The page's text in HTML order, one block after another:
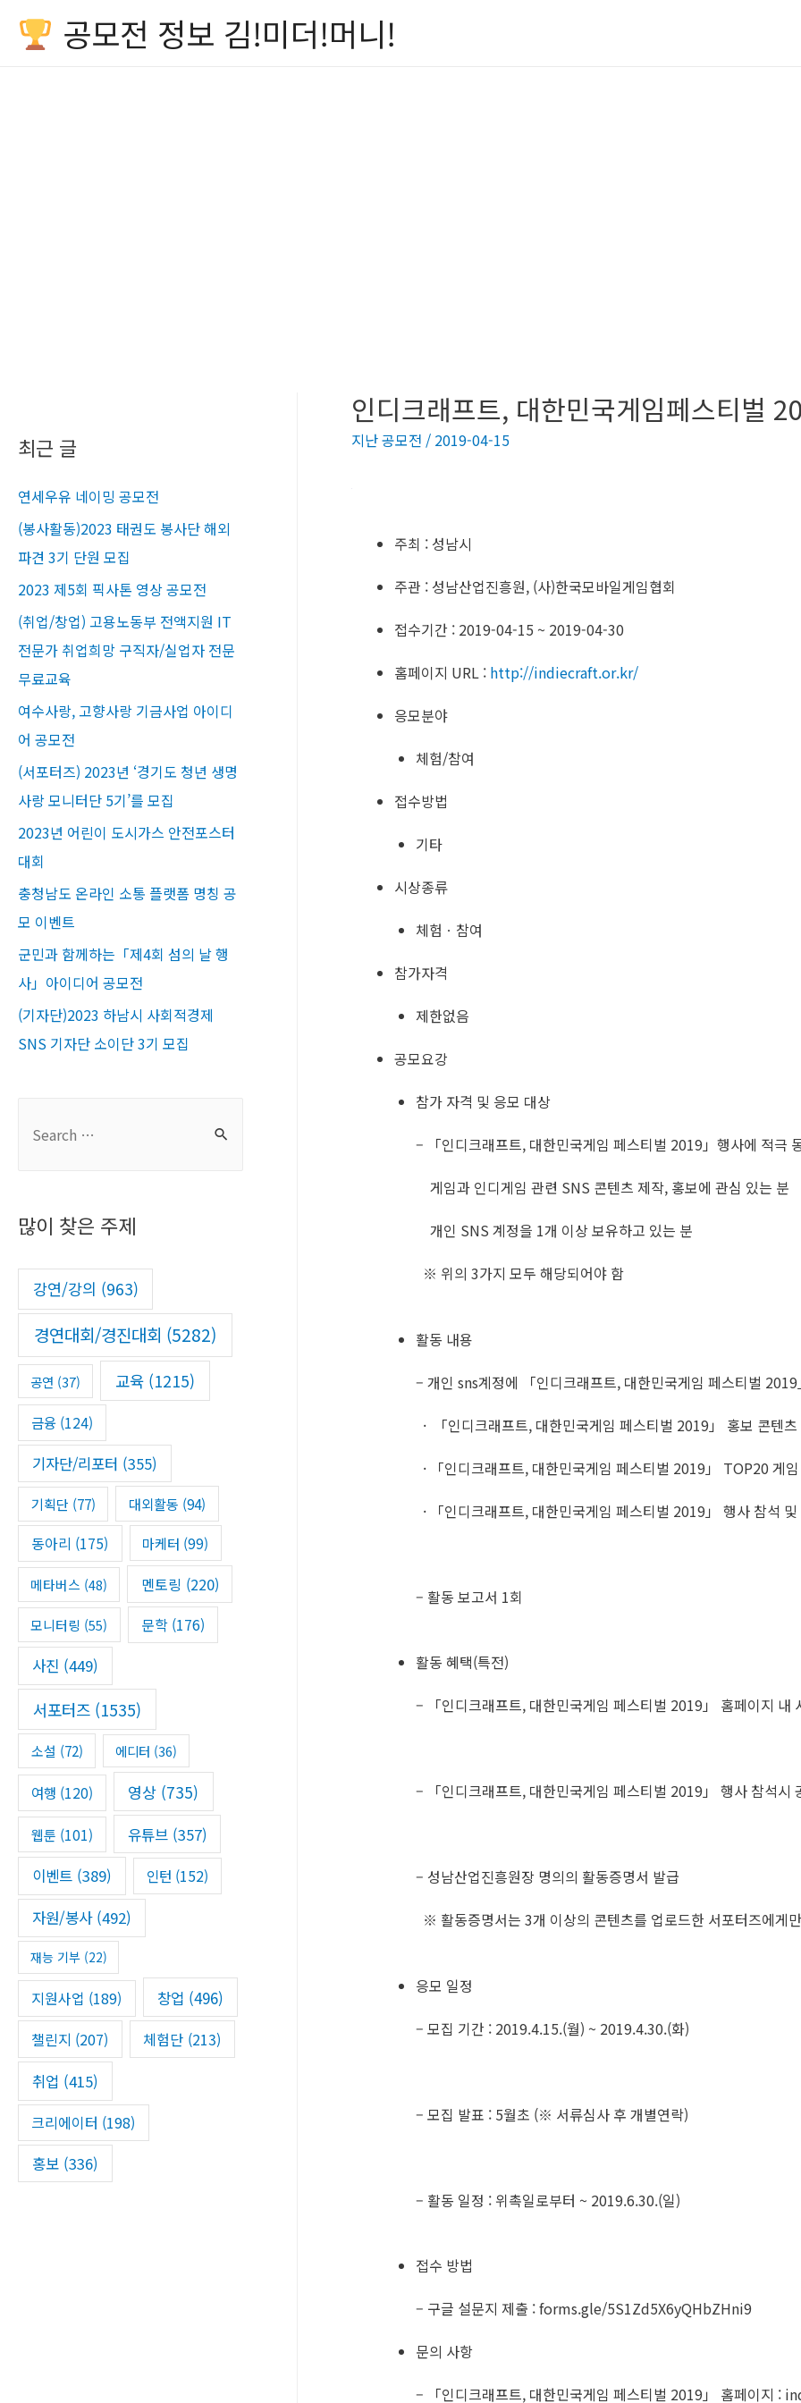
공모전 정보 김!미더!머니!
최근 글
연세우유 네이밍 공모전
(봉사활동)2023 태권도 봉사단 해외
파견 3기 단원 모집
2023 제5회 픽사톤 영상 공모전
(취업/창업) 고용노동부 전액지원 IT
전문가 취업희망 구직자/실업자 전문
무료교육​
여수사랑, 고향사랑 기금사업 아이디
어 공모전
(서포터즈) 2023년 ‘경기도 청년 생명
사랑 모니터단 5기’를 모집
2023년 어린이 도시가스 안전포스터
대회
충청남도 온라인 소통 플랫폼 명칭 공
모 이벤트
군민과 함께하는「제4회 섬의 날 행
사」아이디어 공모전
(기자단)2023 하남시 사회적경제
SNS 기자단 소이단 3기 모집
c
o
:
많이 찾은 주제
강연/강의 (963)
경연대회/경진대회 (5282)
공연 (37) 교육(1215)
금융 (124)
기자단/리포터 (355)
기획단 (77) 대외활동 (94)
동아리 (175) 마케터 (99)
메타버스 (48) 멘토링 (220)
모니터링 (55) 문학(176)
사진 (449)
서포터즈 (1535)
소설 (72) 에디터 (36)
여행 (120) 영상 (735)
웹툰 (101) 유튜브(357)
이벤트(389) 인턴 (152)
자원/봉사(492)
재능 기부(22)
지원사업 (189) 창업 (496)
챌린지 (207) 체험단 (213)
취업 (415)
크리에이터 (198)
홍보(336)
인디크래프트, 대한민국게임페스티벌
지난 공모전 / 2019-04-15
주최 : 성남시
주관 : 성남산업진흥원, (사)한국모바일게임협회
접수기간 : 2019-04-15 ~ 2019-04-30
홈페이지 URL : http://indiecraft.or.kr/
응모분야
체험/참여
접수방법
기타
시상종류
체험ㆍ참여
참가자격
제한없음
공모요강
참가 자격 및 응모 대상
– 「인디크래프트, 대한민국게임 페스티벌 2019」행사에 적극
게임과 인디게임 관련 SNS 콘텐츠 제작, 홍보에 관심 있는 분
개인 SNS 계정을 1개 이상 보유하고 있는 분
※ 위의 3가지 모두 해당되어야 함
활동 내용
– 개인 sns계정에 「인디크래프트, 대한민국게임 페스티벌
· 「인디크래프트, 대한민국게임 페스티벌 2019」 홍보 콘텐츠
· 「인디크래프트, 대한민국게임 페스티벌 2019」 TOP20 게
· 「인디크래프트, 대한민국게임 페스티벌 2019」 행사 참석 및
– 활동 보고서 1회
활동 혜택(특전)
– 「인디크래프트, 대한민국게임 페스티벌 2019」 홈페이지 내
– 「인디크래프트, 대한민국게임 페스티벌 2019」 행사 참석시
– 성남산업진흥원장 명의의 활동증명서 발급
※ 활동증명서는 3개 이상의 콘텐츠를 업로드한 서포터즈에게
응모 일정
– 모집 기간 : 2019.4.15.(월) ~ 2019.4.30.(화)
– 모집 발표 : 5월초 (※ 서류심사 후 개별연락)
– 활동 일정 : 위촉일로부터 ~ 2019.6.30.(일)
접수 방법
– 구글 설문지 제출 : forms.gle/5S1Zd5X6yQHbZHni9
문의 사항
– 「인디크래프트, 대한민국게임 페스티벌 2019」 홈페이지 :